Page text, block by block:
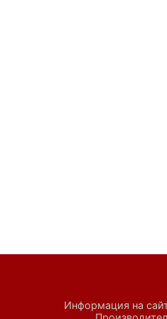
Информация на